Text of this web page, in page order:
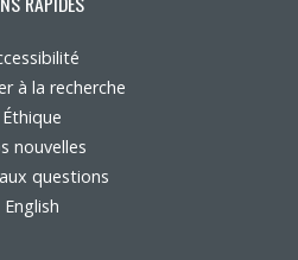
à la recherche
Éthique
nouvelles
questions
English